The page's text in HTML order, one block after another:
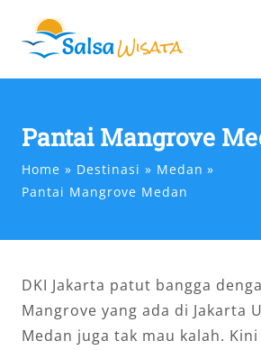
content
Pantai Mangrove
Home Destinasi
Medan
Pantai Mangrove Medan
DKI Jakarta patut bangga
Mangrove yang ada di Jakarta
Medan juga tak mau kalah.